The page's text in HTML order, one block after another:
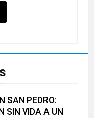
SAN PEDRO:
SIN VIDA A UN